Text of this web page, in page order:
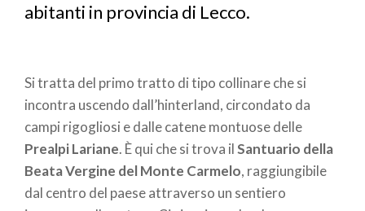
abitanti in provincia di Lecco.
Si tratta del primo tratto di tipo collinare che si
incontra uscendo dall’hinterland, circondato da
campi rigogliosi e dalle catene montuose delle
Prealpi Lariane. È qui che si trova ilSantuario della
Beata Vergine del Monte Carmelo, raggiungibile
dal centro del paese attraverso un sentiero